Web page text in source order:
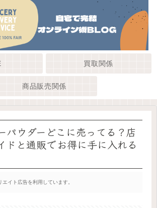
買取関係
商品販売関係
パウダーどこに売ってる？店
ドと通販でお得に手に入れる
イト広告を利用しています。